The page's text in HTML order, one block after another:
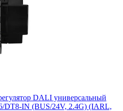
DALI универсальный
DT8-IN (BUS/24V, 2.4G) (IARL,